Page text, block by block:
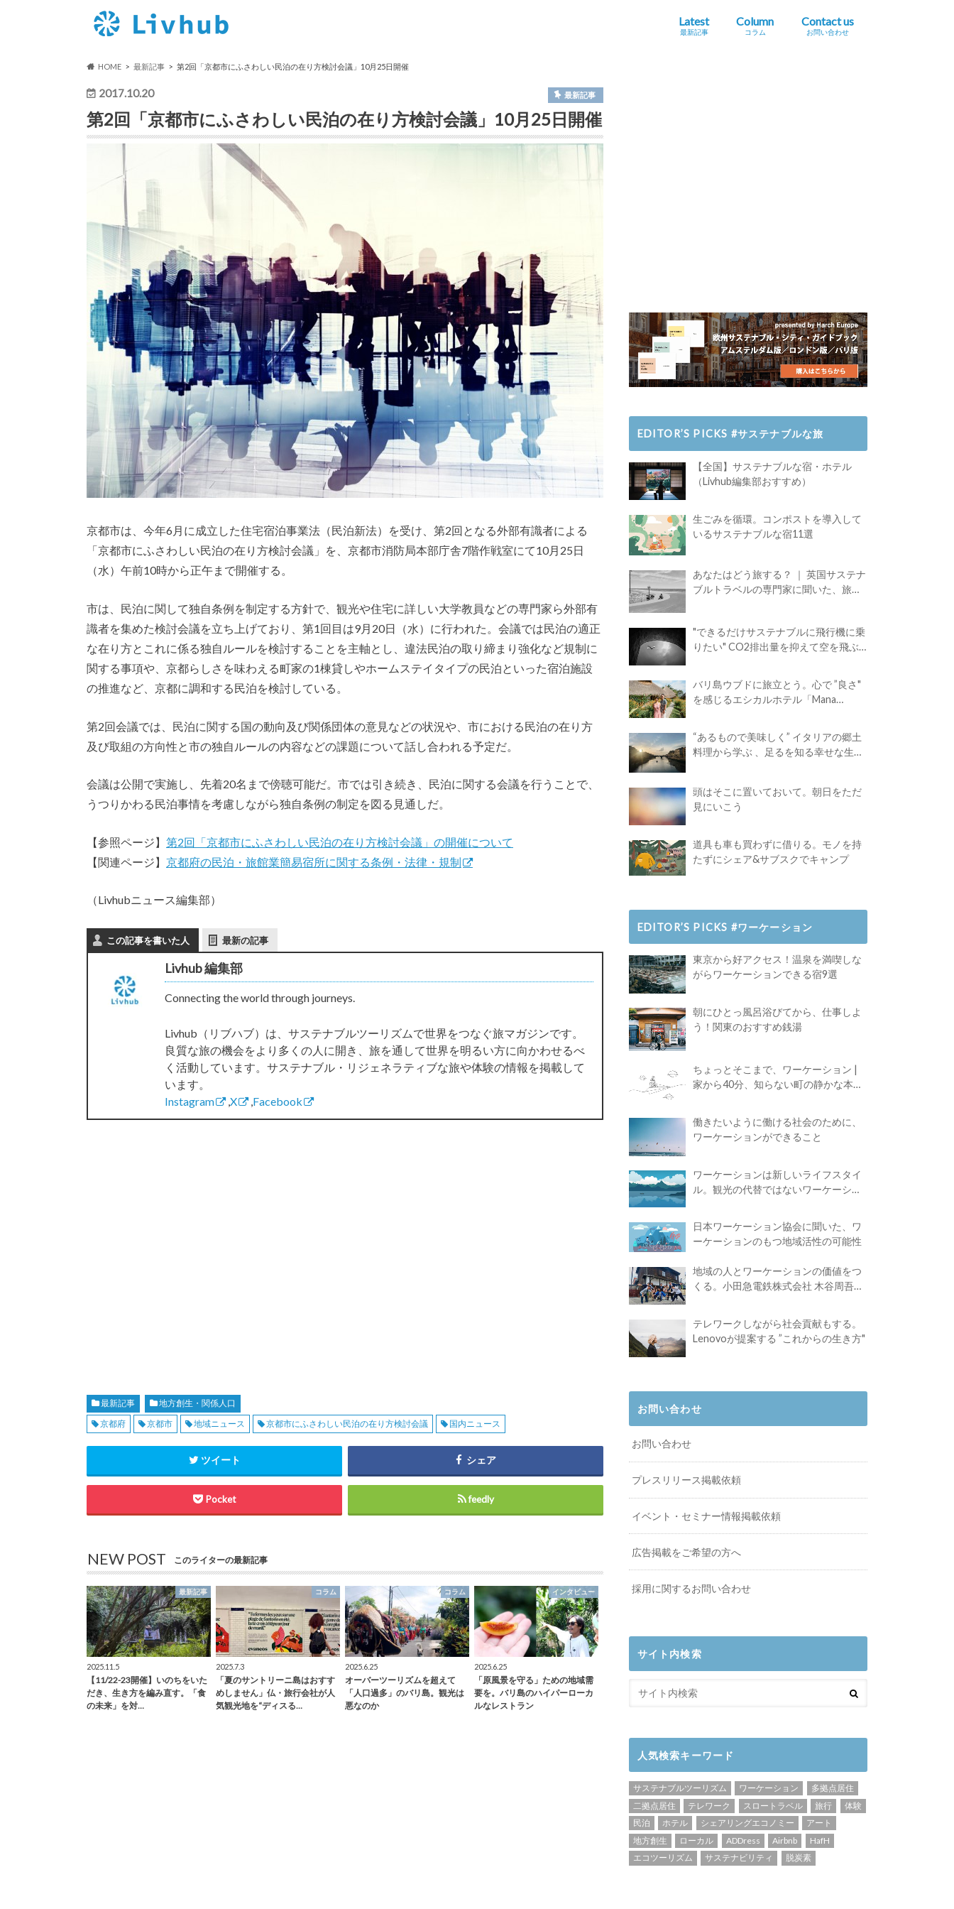
Latest
最新記事
Column
コラム
Contact us
お問い合わせ
HOME 最新記事 第2回「京都市にふさわしい民泊の在り方検討会議」10月25日開催
2017.10.20 最新記事
第2回「京都市にふさわしい民泊の在り方検討会議」10月25日開催
京都市は、今年6月に成立した住宅宿泊事業法（民泊新法）を受け、第2回となる外部有識者による
「京都市にふさわしい民泊の在り方検討会議」を、京都市消防局本部庁舎7階作戦室にて10月25日
（水）午前10時から正午まで開催する。
市は、民泊に関して独自条例を制定する方針で、観光や住宅に詳しい大学教員などの専門家ら外部有
識者を集めた検討会議を立ち上げており、第1回目は9月20日（水）に行われた。会議では民泊の適正
な在り方とこれに係る独自ルールを検討することを主軸とし、違法民泊の取り締まり強化など規制に
関する事項や、京都らしさを味わえる町家の1棟貸しやホームステイタイプの民泊といった宿泊施設
の推進など、京都に調和する民泊を検討している。
第2回会議では、民泊に関する国の動向及び関係団体の意見などの状況や、市における民泊の在り方
及び取組の方向性と市の独自ルールの内容などの課題について話し合われる予定だ。
会議は公開で実施し、先着20名まで傍聴可能だ。市では引き続き、民泊に関する会議を行うことで、
うつりかわる民泊事情を考慮しながら独自条例の制定を図る見通しだ。
【参照ページ】 第2回「京都市にふさわしい民泊の在り方検討会議」の開催について
【関連ページ】 京都府の民泊・旅館業簡易宿所に関する条例・法律・規制
（Livhubニュース編集部）
この記事を書いた人 最新の記事
Livhub 編集部
Connecting the world through journeys.
Livhub（リブハブ）は、サステナブルツーリズムで世界をつなぐ旅マガジンです。
良質な旅の機会をより多くの人に開き、旅を通して世界を明るい方に向かわせるべ
く活動しています。サステナブル・リジェネラティブな旅や体験の情報を掲載して
います。
Instagram
X Facebook
最新記事
地方創生・関係人口
京都府
京都市 地域ニュース 京都市にふさわしい民泊の在り方検討会議 国内ニュース
ツイート シェア
Pocket feedly
NEW POST このライターの最新記事
最新記事
2025.11.5
【11/22-23開催】いのちをいた
だき、生き方を編み直す。「食
の未来」を対…
コラム
2025.7.3
「夏のサントリーニ島はおすす
めしません」仏・旅行会社が人
気観光地を“ディスる…
コラム
2025.6.25
オーバーツーリズムを超えて
「人口過多」のバリ島。観光は
悪なのか
インタビュー
2025.6.25
「原風景を守る」ための地域需
要を。バリ島のハイパーローカ
ルなレストラン
EDITOR’S PICKS #サステナブルな旅
【全国】サステナブルな宿・ホテル
（Livhub編集部おすすめ）
生ごみを循環。コンポストを導入して
いるサステナブルな宿11選
あなたはどう旅する？ ｜ 英国サステナ
ブルトラベルの専門家に聞いた、旅の
"できるだけサステナブルに飛行機に乗
りたい" CO2排出量を抑えて空を飛ぶ
バリ島ウブドに旅立とう。心で ”良さ"
を感じるエシカルホテル「Mana
“あるもので美味しく” イタリアの郷土
料理から学ぶ 、足るを知る幸せな生き
頭はそこに置いておいて。朝日をただ
見にいこう
道具も車も買わずに借りる。モノを持
たずにシェア&サブスクでキャンプ
EDITOR’S PICKS #ワーケーション
東京から好アクセス！温泉を満喫しな
がらワーケーションできる宿9選
朝にひとっ風呂浴びてから、仕事しよ
う！関東のおすすめ銭湯
ちょっとそこまで、ワーケーション |
家から40分、知らない町の静かな本屋
働きたいように働ける社会のために、
ワーケーションができること
ワーケーションは新しいライフスタイ
ル。観光の代替ではないワーケーショ
日本ワーケーション協会に聞いた、ワ
ーケーションのもつ地域活性の可能性
地域の人とワーケーションの価値をつ
くる。小田急電鉄株式会社 木谷周吾さ
テレワークしながら社会貢献もする。
Lenovoが提案する ”これからの生き方"
お問い合わせ
お問い合わせ
プレスリリース掲載依頼
イベント・セミナー情報掲載依頼
広告掲載をご希望の方へ
採用に関するお問い合わせ
サイト内検索
人気検索キーワード
サステナブルツーリズム ワーケーション
多拠点居住
二拠点居住
テレワーク スロートラベル 旅行
体験
民泊
ホテル シェアリングエコノミー
アート
地方創生
ローカル ADDress Airbnb
HafH
エコツーリズム
サステナビリティ 脱炭素